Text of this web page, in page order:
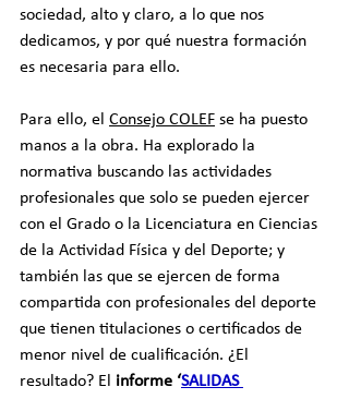
sociedad, alto y claro, a lo que nos
dedicamos, y por qué nuestra formación
es necesaria para ello.
Para ello, el Consejo COLEF se ha puesto
manos a la obra. Ha explorado la
normativa buscando las actividades
profesionales que solo se pueden ejercer
con el Grado o la Licenciatura en Ciencias
de la Actividad Física y del Deporte; y
también las que se ejercen de forma
compartida con profesionales del deporte
que tienen titulaciones o certificados de
menor nivel de cualificación. ¿El
resultado? El informe ‘SALIDAS